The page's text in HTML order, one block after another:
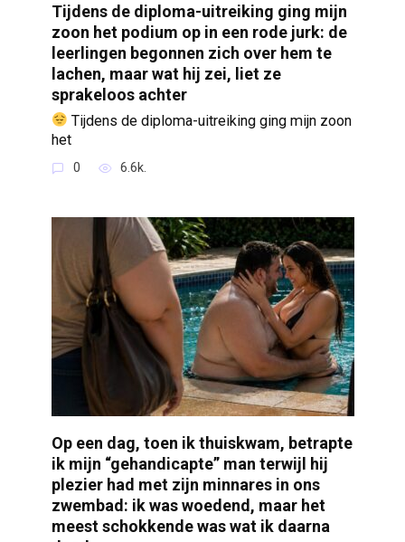
Tijdens de diploma-uitreiking ging mijn
zoon het podium op in een rode jurk: de
leerlingen begonnen zich over hem te
lachen, maar wat hij zei, liet ze
sprakeloos achter
Tijdens de diploma-uitreiking ging mijn zoon
het
0 6.6k.
Op een dag, toen ik thuiskwam, betrapte
ik mijn “gehandicapte” man terwijl hij
plezier had met zijn minnares in ons
zwembad: ik was woedend, maar het
meest schokkende was wat ik daarna